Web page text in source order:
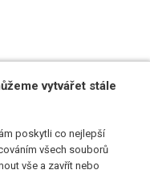
vytvářet stále
poskytli co nejlepší
všech souborů
vše a zavřít nebo